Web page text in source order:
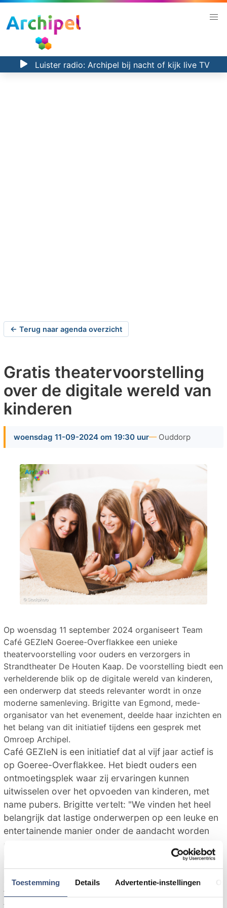
Toestemming Details Advertentie-instellingen
Luister radio: Archipel bij nacht of kijk live TV
← Terug naar agenda overzicht
Gratis theatervoorstelling
over de digitale wereld van
kinderen
woensdag 11-09-2024 om 19:30 uur Ouddorp
Op woensdag 11 september 2024 organiseert Team
Café GEZIeN Goeree-Overflakkee een unieke
theatervoorstelling voor ouders en verzorgers in
Strandtheater De Houten Kaap. De voorstelling biedt een
verhelderende blik op de digitale wereld van kinderen,
een onderwerp dat steeds relevanter wordt in onze
moderne samenleving. Brigitte van Egmond, mede-
organisator van het evenement, deelde haar inzichten en
het belang van dit initiatief tijdens een gesprek met
Omroep Archipel.
Café GEZIeN is een initiatief dat al vijf jaar actief is
op Goeree-Overflakkee. Het biedt ouders een
ontmoetingsplek waar zij ervaringen kunnen
uitwisselen over het opvoeden van kinderen, met
name pubers. Brigitte vertelt: "We vinden het heel
belangrijk dat lastige onderwerpen op een leuke en
entertainende manier onder de aandacht worden
gebracht. Deze theatershow over pubers en social
media is daar een perfect voorbeeld van."
De keuze voor een theatervoorstelling is niet
toevallig. In het verleden organiseerde Café GEZIeN
themabijeenkomsten, maar na de coronaperiode